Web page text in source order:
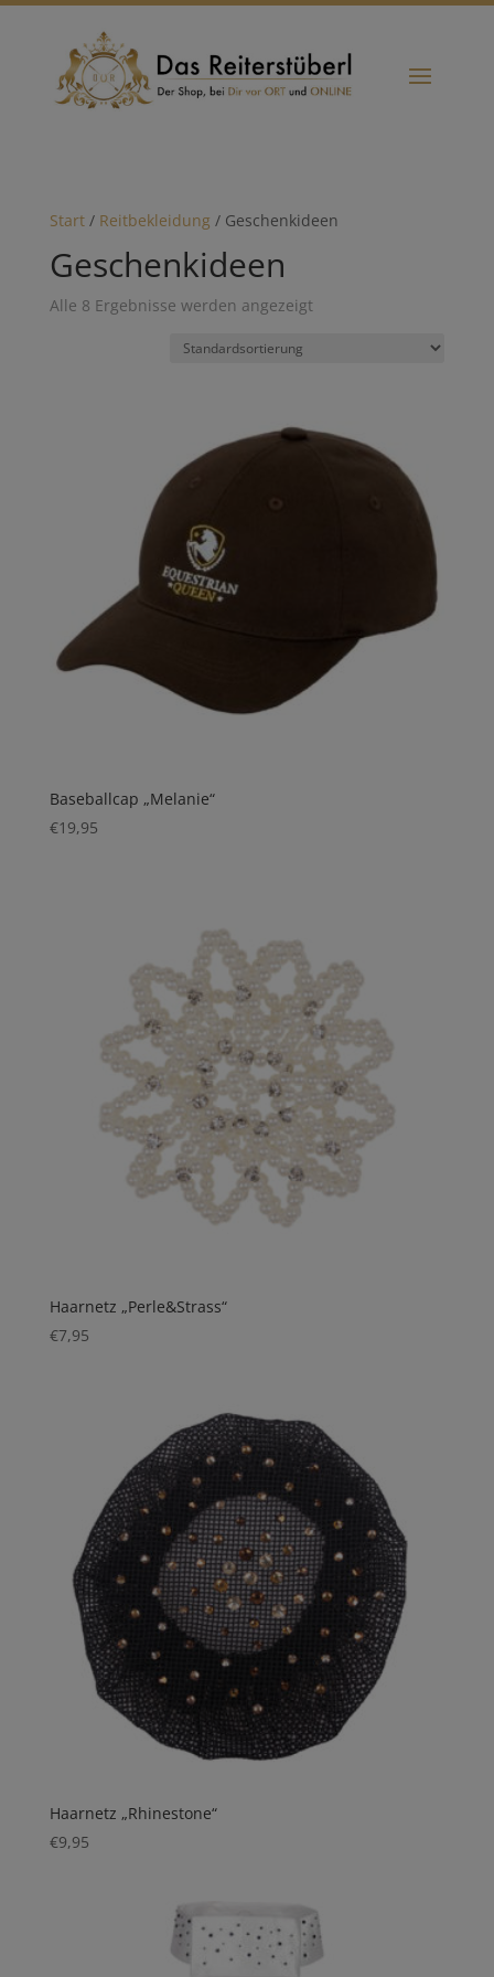
Start/ Reitbekleidung / Geschenkideen
Geschenkideen
Alle 8 Ergebnisse werden angezeigt
Baseballcap „Melanie“
€19,95
Haarnetz „Perle&Strass“
€7,95
Haarnetz „Rhinestone“
€9,95